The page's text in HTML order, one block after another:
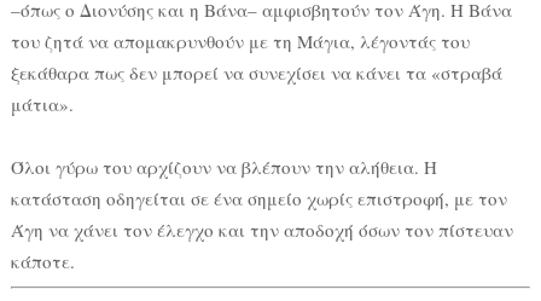
–όπως ο Διονύσης και η Βάνα– αμφισβητούν τον Άγη. Η Βάνα
του ζητά να απομακρυνθούν με τη Μάγια, λέγοντάς του
ξεκάθαρα πως δεν μπορεί να συνεχίσει να κάνει τα «στραβά
μάτια».
Όλοι γύρω του αρχίζουν να βλέπουν την αλήθεια. Η
κατάσταση οδηγείται σε ένα σημείο χωρίς επιστροφή, με τον
Άγη να χάνει τον έλεγχο και την αποδοχή όσων τον πίστευαν
κάποτε.